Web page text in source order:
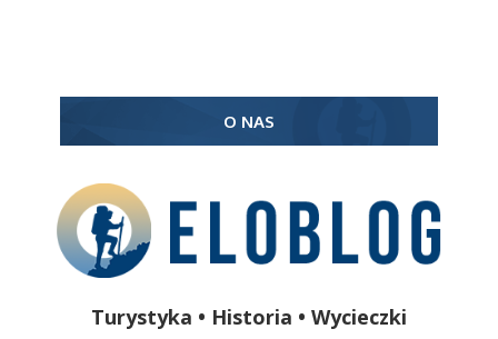
O NAS
Turystyka • Historia • Wycieczki